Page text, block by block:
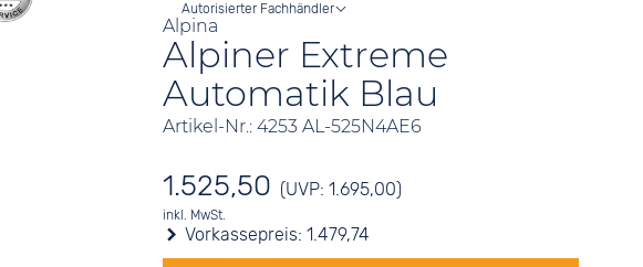
Alpina
Alpiner Extreme
Automatik Blau
Artikel-Nr.: 4253 AL-525N4AE6
Autorisierter Fachhändler
1.525,50 (UVP: 1.695,00)
inkl. MwSt.
Vorkassepreis: 1.479,74